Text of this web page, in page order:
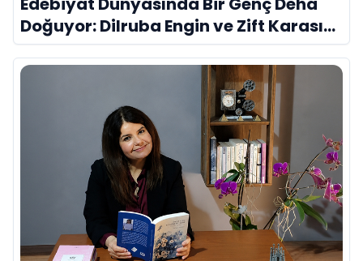
Doğuyor: Dilruba Engin ve Zift Karası
Evreni ‘AVENOİR’